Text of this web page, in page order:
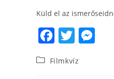
Küld el az
F
c
T
itt
Filmkvíz